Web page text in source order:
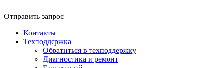
Отправить запрос
Контакты
Техподдержка
Обратиться в техподдержку
Диагностика и ремонт